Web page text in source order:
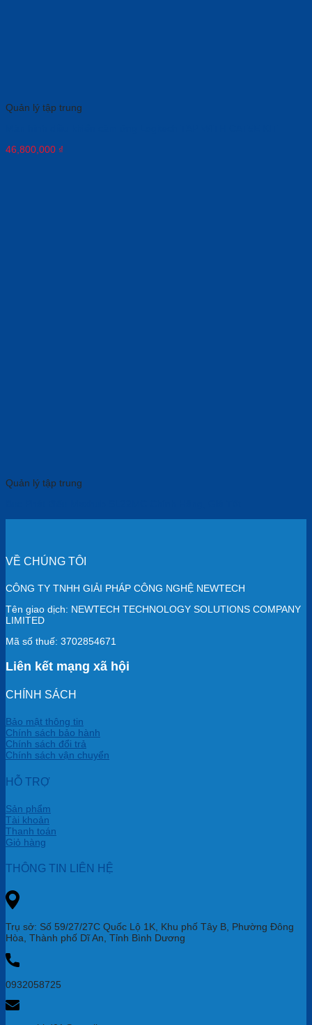
Quản lý tập trung
46,800,000 ₫
Quản lý tập trung
VỀ CHÚNG TÔI
CÔNG TY TNHH GIẢI PHÁP CÔNG NGHỆ NEWTECH
Tên giao dịch: NEWTECH TECHNOLOGY SOLUTIONS COMPANY
LIMITED
Mã số thuế: 3702854671
Liên kết mạng xã hội
CHÍNH SÁCH
Bảo mật thông tin
Chính sách bảo hành
Chính sách đổi trả
Chính sách vận chuyển
HỖ TRỢ
Sản phẩm
Tài khoản
Thanh toán
Giỏ hàng
THÔNG TIN LIÊN HỆ
Trụ sở: Số 59/27/27C Quốc Lộ 1K, Khu phố Tây B, Phường Đông
Hòa, Thành phố Dĩ An, Tỉnh Bình Dương
0932058725